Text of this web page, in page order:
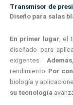
Transmisor de
Diseño para salas
En primer lugar, el
diseñado para
exigentes.Además
rendimiento. Por
biología y
su tecnología